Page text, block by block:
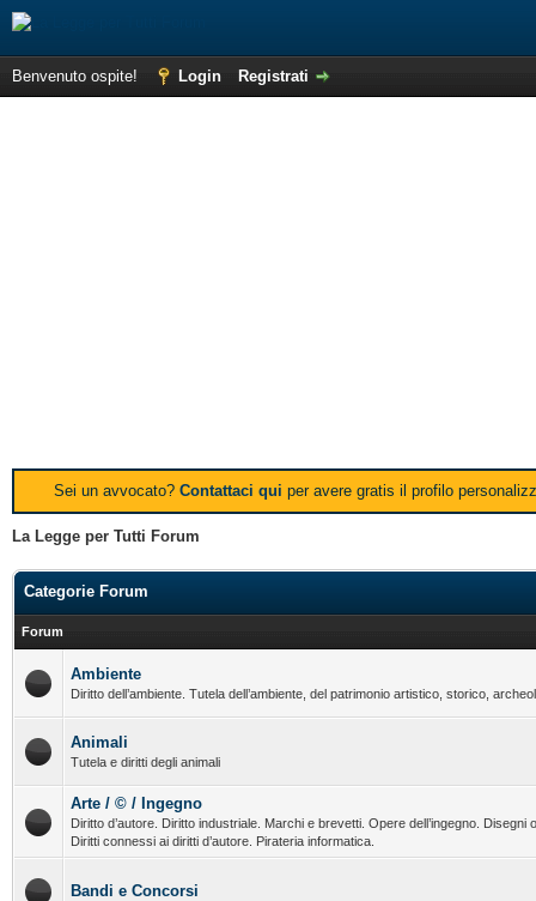
Benvenuto ospite! Login Registrati
Sei un avvocato? Contattaci qui per avere gratis il profilo
La Legge per Tutti Forum
Categorie Forum
Forum
Ambiente
Diritto dell’ambiente. Tutela dell’ambiente, del patrimonio artistico, storico,
Animali
Tutela e diritti degli animali
Arte / © / Ingegno
Diritto d’autore. Diritto industriale. Marchi e brevetti. Opere dell’ingegno. Disegni
Diritti connessi ai diritti d’autore. Pirateria informatica.
Bandi e Concorsi